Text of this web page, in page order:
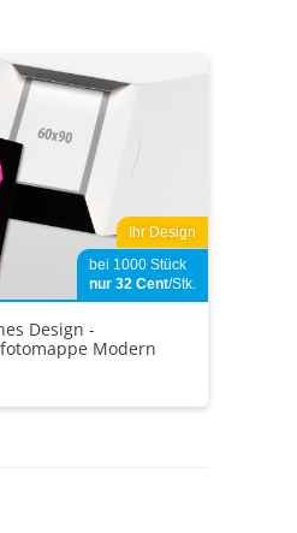
Ihr Design
bei 1000 Stück
nur 32 Cent/Stk.
Design -
Modern